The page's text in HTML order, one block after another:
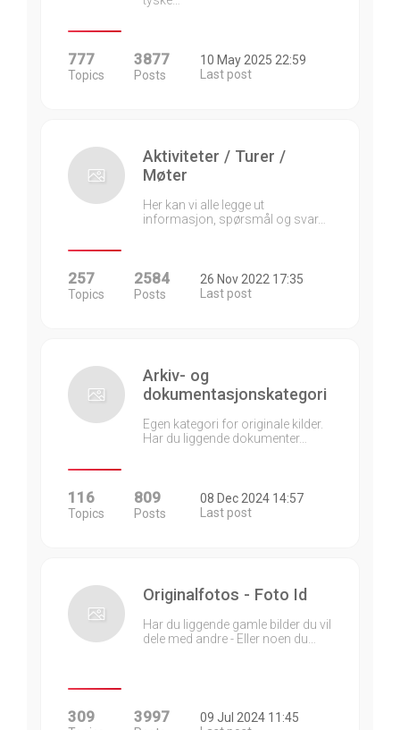
777
Topics
3877
Posts
10 May 2025 22:59
Last post
Aktiviteter / Turer /
Møter
Her kan vi alle legge ut
informasjon, spørsmål og svar…
257
Topics
2584
Posts
26 Nov 2022 17:35
Last post
Arkiv- og
dokumentasjonskategori
Egen kategori for originale kilder.
Har du liggende dokumenter…
116
Topics
809
Posts
08 Dec 2024 14:57
Last post
Originalfotos - Foto Id
Har du liggende gamle bilder du vil
dele med andre - Eller noen du…
309 3997
09 Jul 2024 11:45